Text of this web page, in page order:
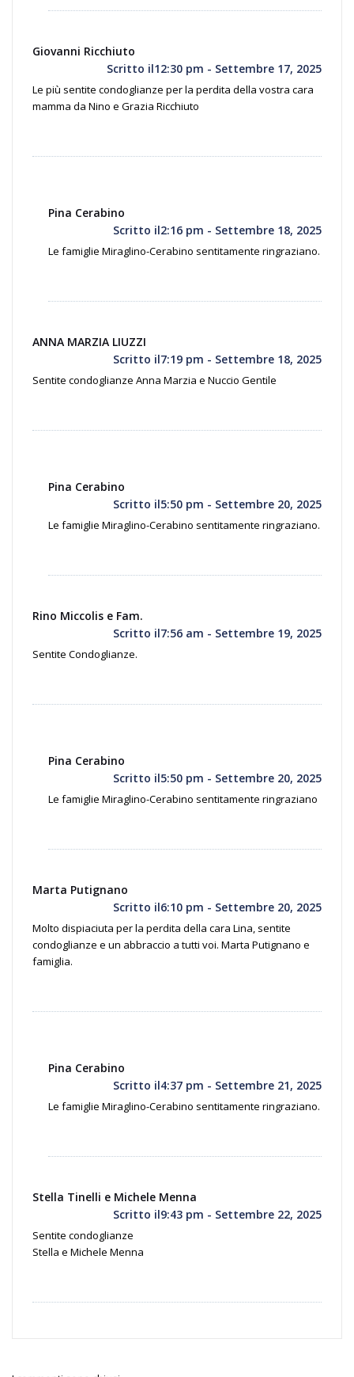
Giovanni Ricchiuto
Scritto il12:30 pm - Settembre 17, 2025
Le più sentite condoglianze per la perdita della vostra cara
mamma da Nino e Grazia Ricchiuto
Pina Cerabino
Scritto il2:16 pm - Settembre 18, 2025
Le famiglie Miraglino-Cerabino sentitamente ringraziano.
ANNA MARZIA LIUZZI
Scritto il7:19 pm - Settembre 18, 2025
Sentite condoglianze Anna Marzia e Nuccio Gentile
Pina Cerabino
Scritto il5:50 pm - Settembre 20, 2025
Le famiglie Miraglino-Cerabino sentitamente ringraziano.
Rino Miccolis e Fam.
Scritto il7:56 am - Settembre 19, 2025
Sentite Condoglianze.
Pina Cerabino
Scritto il5:50 pm - Settembre 20, 2025
Le famiglie Miraglino-Cerabino sentitamente ringraziano
Marta Putignano
Scritto il6:10 pm - Settembre 20, 2025
Molto dispiaciuta per la perdita della cara Lina, sentite
condoglianze e un abbraccio a tutti voi. Marta Putignano e
famiglia.
Pina Cerabino
Scritto il4:37 pm - Settembre 21, 2025
Le famiglie Miraglino-Cerabino sentitamente ringraziano.
Stella Tinelli e Michele Menna
Scritto il9:43 pm - Settembre 22, 2025
Sentite condoglianze
Stella e Michele Menna